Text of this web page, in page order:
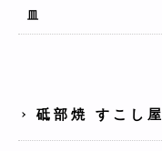
皿
砥部焼 すこし屋